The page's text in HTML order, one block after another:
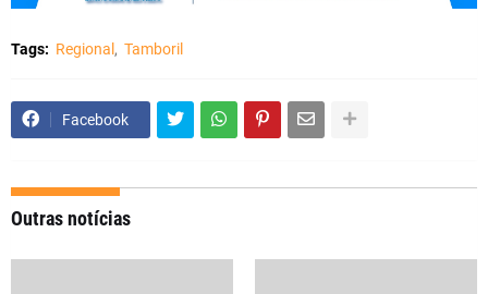
Tags: Regional Tamboril
Facebook
Outras notícias